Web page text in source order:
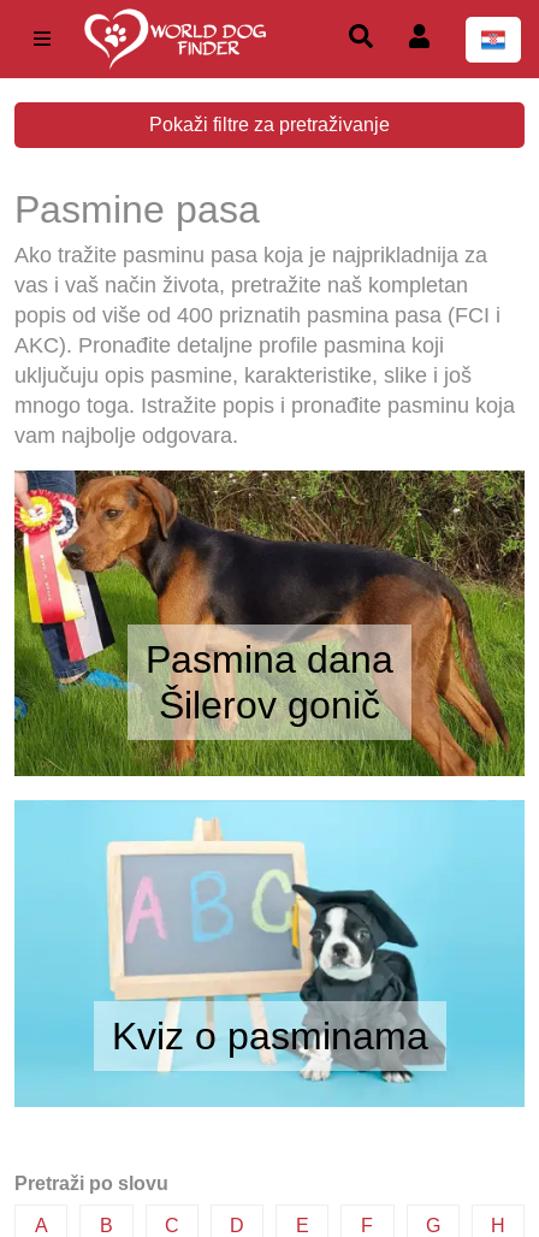
Pokaži filtre za pretraživanje
Pasmine pasa
Ako tražite pasminu pasa koja je najprikladnija za
vas i vaš način života, pretražite naš kompletan
popis od više od 400 priznatih pasmina pasa (FCI i
AKC). Pronađite detaljne profile pasmina koji
uključuju opis pasmine, karakteristike, slike i još
mnogo toga. Istražite popis i pronađite pasminu koja
vam najbolje odgovara.
Pasmina dana
Šilerov gonič
Kviz o pasminama
Pretraži po slovu
A B C D E F G H